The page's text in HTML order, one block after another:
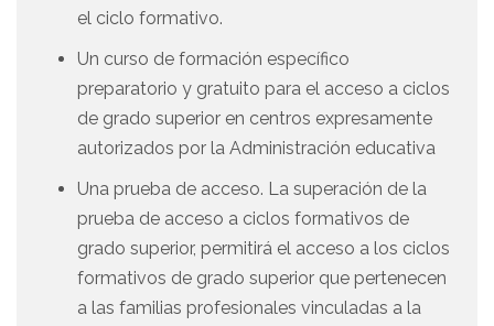
el ciclo formativo.
Un curso de formación específico
preparatorio y gratuito para el acceso a ciclos
de grado superior en centros expresamente
autorizados por la Administración educativa
Una prueba de acceso. La superación de la
prueba de acceso a ciclos formativos de
grado superior, permitirá el acceso a los ciclos
formativos de grado superior que pertenecen
a las familias profesionales vinculadas a la